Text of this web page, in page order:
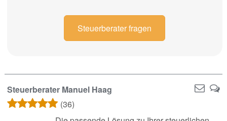
Steuerberater fragen
Steuerberater Manuel Haag
(36)